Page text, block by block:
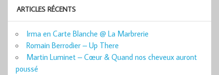
ARTICLES RÉCENTS
Irma en Carte Blanche @ La Marbrerie
Romain Berrodier – Up There
Martin Luminet – Cœur & Quand nos cheveux auront
poussé